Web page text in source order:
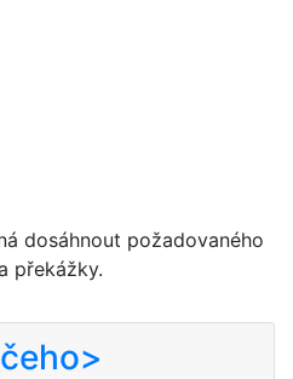
dosáhnout požadovaného
překážky.